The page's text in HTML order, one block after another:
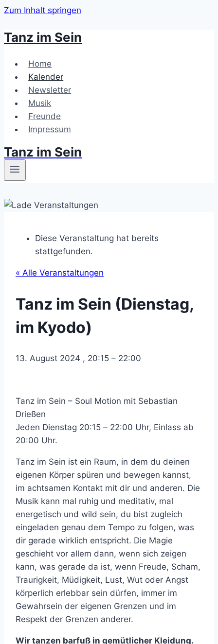
Zum Inhalt springen
Tanz im Sein
Home
Kalender
Newsletter
Musik
Freunde
Impressum
Tanz im Sein
Diese Veranstaltung hat bereits
stattgefunden.
« Alle Veranstaltungen
Tanz im Sein (Dienstag,
im Kyodo)
13. August 2024 , 20:15 – 22:00
Tanz im Sein – Soul Motion mit Sebastian
Drießen
Jeden Dienstag 20:15 – 22:00 Uhr, Einlass ab
20:00 Uhr.
Tanz im Sein ist ein Raum, in dem du deinen
eigenen Körper spüren und bewegen kannst,
im achtsamen Kontakt mit dir und anderen. Die
Musik kann mal ruhig und meditativ, mal
energetisch und wild sein, du bist zugleich
eingeladen genau dem Tempo zu folgen, was
dir gerade wirklich entspricht. Die Magie
geschieht vor allem dann, wenn sich zeigen
kann, was gerade da ist, wenn Freude, Scham,
Traurigkeit, Müdigkeit, Lust, Wut oder Angst
körperlich erlebbar sein dürfen, immer im
Gewahrsein der eigenen Grenzen und im
Respekt der Grenzen anderer.
Wir tanzen barfuß in gemütlicher Kleidung.